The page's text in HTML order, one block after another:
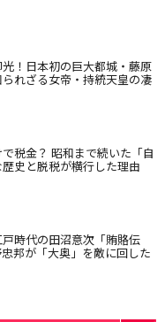
！日本初の巨大都城・藤原
れざる女帝・持統天皇の凄
税金？ 昭和まで続いた「自
史と脱税が横行した理由
時代の田沼意次「賄賂伝
邦が「大奥」を敵に回した